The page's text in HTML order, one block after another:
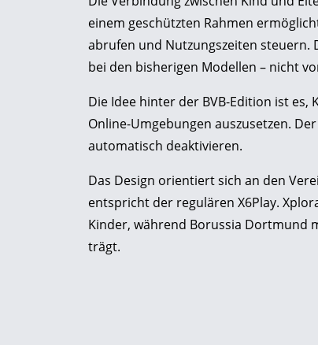
einem geschützten Rahmen
abrufen und Nutzungszeiten steuern.
bei den bisherigen Modellen – nicht
Die Idee hinter der BVB-Edition ist
Online-Umgebungen auszusetzen.
automatisch deaktivieren.
Das Design orientiert sich an den
entspricht der regulären X6Play.
Kinder, während Borussia Dortmund
trägt.